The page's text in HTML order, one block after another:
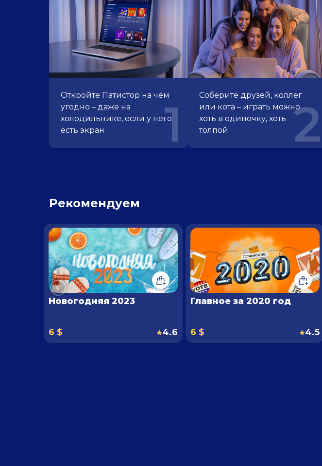
Откройте Патистор на чём
угодно – даже на
холодильнике, если у него
есть экран
1
Соберите друзей, коллег
или кота – играть можно
хоть в одиночку, хоть
толпой
2
Рекомендуем
Новогодняя 2023
6 $ 4.6
Главное за 2020 год
6 $ 4.5